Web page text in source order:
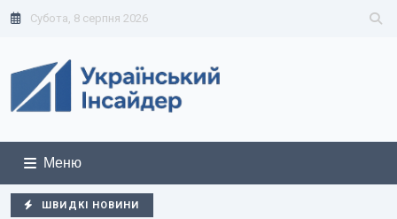
Субота, 8 серпня 2026
Меню
ШВИДКІ НОВИНИ